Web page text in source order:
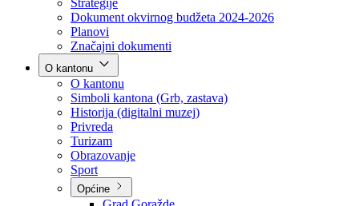
Program rada Vlade
Ekspoze premijera
Strategije
Dokument okvirnog budžeta 2024-2026
Planovi
Značajni dokumenti
O kantonu
O kantonu
Simboli kantona (Grb, zastava)
Historija (digitalni muzej)
Privreda
Turizam
Obrazovanje